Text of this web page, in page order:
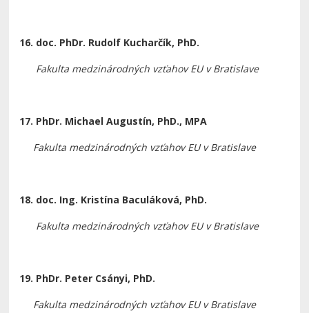
16. doc. PhDr. Rudolf Kucharčík, PhD.
Fakulta medzinárodných vzťahov EU v Bratislave
17. PhDr. Michael Augustín, PhD., MPA
Fakulta medzinárodných vzťahov EU v Bratislave
18. doc. Ing. Kristína Baculáková, PhD.
Fakulta medzinárodných vzťahov EU v Bratislave
19. PhDr. Peter Csányi, PhD.
Fakulta medzinárodných vzťahov EU v Bratislave